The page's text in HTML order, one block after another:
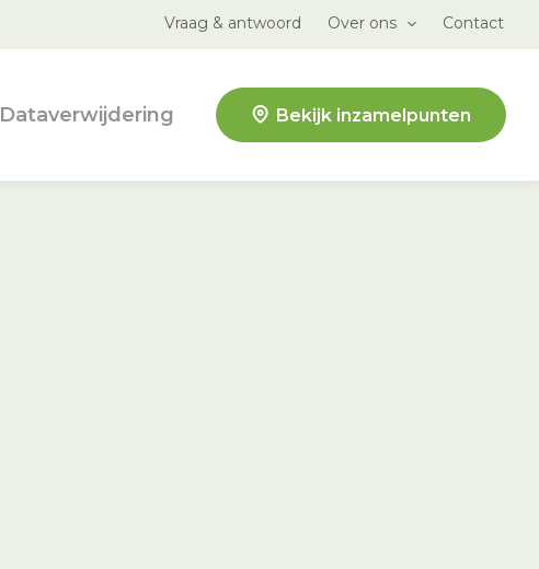
Vraag & antwoord Over ons Contact
Dataverwijdering Bekijk inzamelpunten